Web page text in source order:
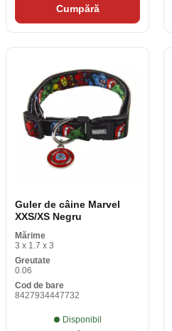
Cumpără
Guler de câine Marvel
XXS/XS Negru
Mărime
3 x 1.7 x 3
Greutate
0.06
Cod de bare
8427934447732
Disponibil